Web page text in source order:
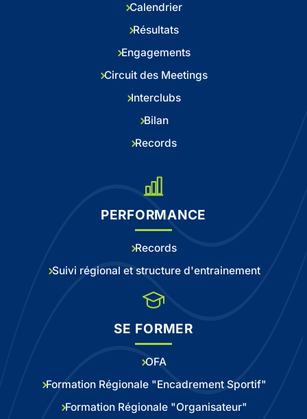
Calendrier
Résultats
Engagements
Circuit des Meetings
Interclubs
Bilan
Records
PERFORMANCE
Records
Suivi régional et structure d'entrainement
SE FORMER
OFA
Formation Régionale "Encadrement Sportif"
Formation Régionale "Organisateur"